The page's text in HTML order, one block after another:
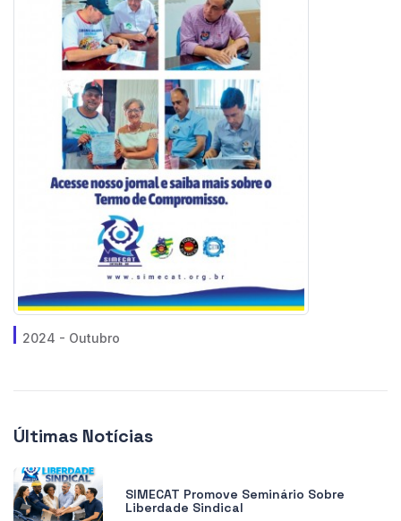
2024 - Outubro
Últimas Notícias
SIMECAT Promove Seminário Sobre
Liberdade Sindical